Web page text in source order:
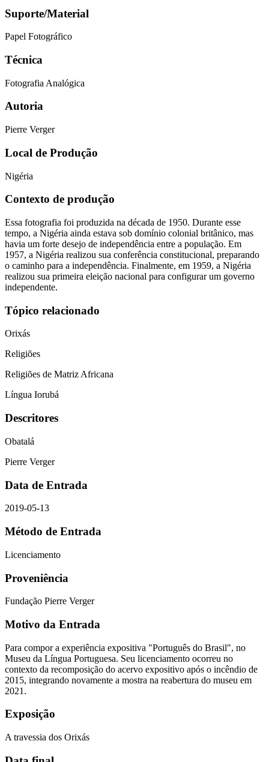
Suporte/Material
Papel Fotográfico
Técnica
Fotografia Analógica
Autoria
Pierre Verger
Local de Produção
Nigéria
Contexto de produção
Essa fotografia foi produzida na década de 1950. Durante esse
tempo, a Nigéria ainda estava sob domínio colonial britânico, mas
havia um forte desejo de independência entre a população. Em
1957, a Nigéria realizou sua conferência constitucional, preparando
o caminho para a independência. Finalmente, em 1959, a Nigéria
realizou sua primeira eleição nacional para configurar um governo
independente.
Tópico relacionado
Orixás
Religiões
Religiões de Matriz Africana
Língua Iorubá
Descritores
Obatalá
Pierre Verger
Data de Entrada
2019-05-13
Método de Entrada
Licenciamento
Proveniência
Fundação Pierre Verger
Motivo da Entrada
Para compor a experiência expositiva "Português do Brasil", no
Museu da Língua Portuguesa. Seu licenciamento ocorreu no
contexto da recomposição do acervo expositivo após o incêndio de
2015, integrando novamente a mostra na reabertura do museu em
2021.
Exposição
A travessia dos Orixás